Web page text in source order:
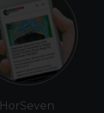
HorSeven